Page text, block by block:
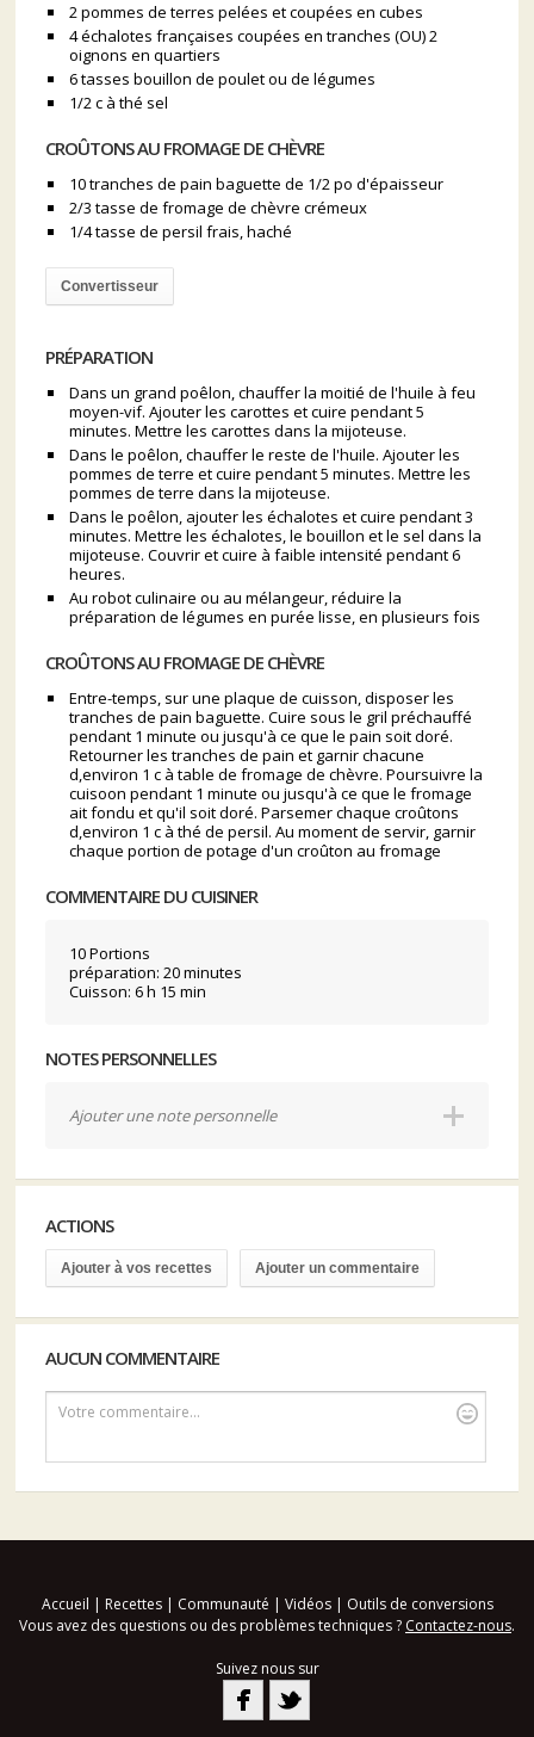
2 pommes de terres pelées et coupées en cubes
4 échalotes françaises coupées en tranches (OU) 2
oignons en quartiers
6 tasses bouillon de poulet ou de légumes
1/2 c à thé sel
CROÛTONS AU FROMAGE DE CHÈVRE
10 tranches de pain baguette de 1/2 po d'épaisseur
2/3 tasse de fromage de chèvre crémeux
1/4 tasse de persil frais, haché
Convertisseur
PRÉPARATION
Dans un grand poêlon, chauffer la moitié de l'huile à feu
moyen-vif. Ajouter les carottes et cuire pendant 5
minutes. Mettre les carottes dans la mijoteuse.
Dans le poêlon, chauffer le reste de l'huile. Ajouter les
pommes de terre et cuire pendant 5 minutes. Mettre les
pommes de terre dans la mijoteuse.
Dans le poêlon, ajouter les échalotes et cuire pendant 3
minutes. Mettre les échalotes, le bouillon et le sel dans la
mijoteuse. Couvrir et cuire à faible intensité pendant 6
heures.
Au robot culinaire ou au mélangeur, réduire la
préparation de légumes en purée lisse, en plusieurs fois
CROÛTONS AU FROMAGE DE CHÈVRE
Entre-temps, sur une plaque de cuisson, disposer les
tranches de pain baguette. Cuire sous le gril préchauffé
pendant 1 minute ou jusqu'à ce que le pain soit doré.
Retourner les tranches de pain et garnir chacune
d,environ 1 c à table de fromage de chèvre. Poursuivre la
cuisoon pendant 1 minute ou jusqu'à ce que le fromage
ait fondu et qu'il soit doré. Parsemer chaque croûtons
d,environ 1 c à thé de persil. Au moment de servir, garnir
chaque portion de potage d'un croûton au fromage
COMMENTAIRE DU CUISINER
10 Portions
préparation: 20 minutes
Cuisson: 6 h 15 min
NOTES PERSONNELLES
Ajouter une note personnelle
ACTIONS
Ajouter à vos recettes Ajouter un commentaire
AUCUN COMMENTAIRE
Votre commentaire...
Accueil | Recettes| Communauté | Vidéos| Outils de conversions
Vous avez des questions ou des problèmes techniques ? Contactez-nous.
Suivez nous sur